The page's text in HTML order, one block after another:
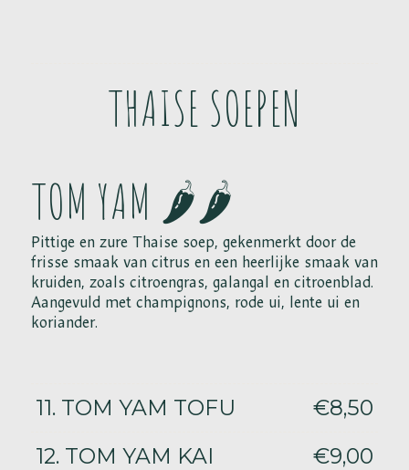
THAISE SOEPEN
TOM YAM 🌶️🌶️
Pittige en zure Thaise soep, gekenmerkt door de
frisse smaak van citrus en een heerlijke smaak van
kruiden, zoals citroengras, galangal en citroenblad.
Aangevuld met champignons, rode ui, lente ui en
koriander.
11. TOM YAM TOFU
€8,50
12. TOM YAM KAI
€9,00